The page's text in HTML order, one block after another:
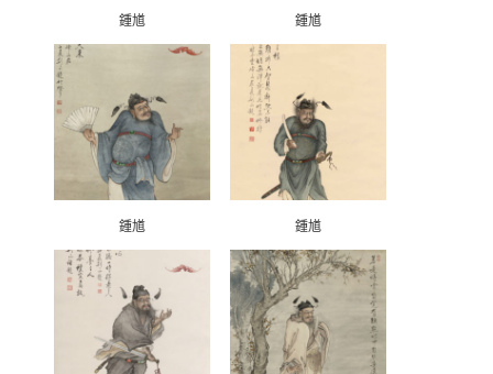
鍾馗 鍾馗
鍾馗 鍾馗